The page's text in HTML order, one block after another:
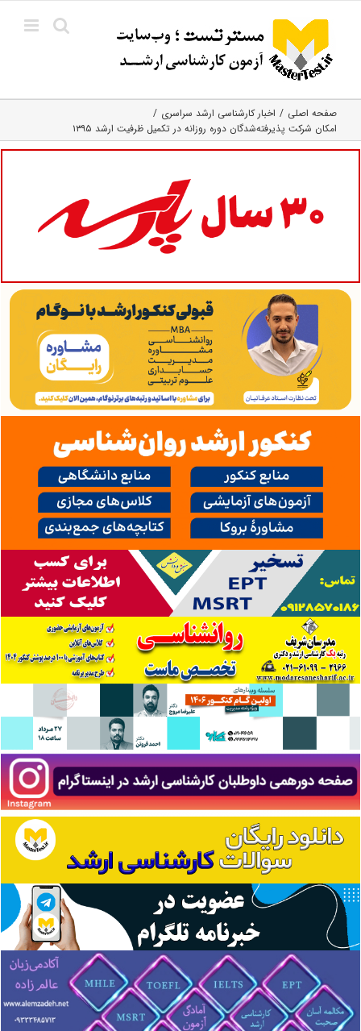
content
صفحه اصلی
اخبار کارشناسی ارشد سراسری
امکان شرکت پذیرفته‌شدگان دوره روزانه در تکمیل ظرفیت ارشد ۱۳۹۵